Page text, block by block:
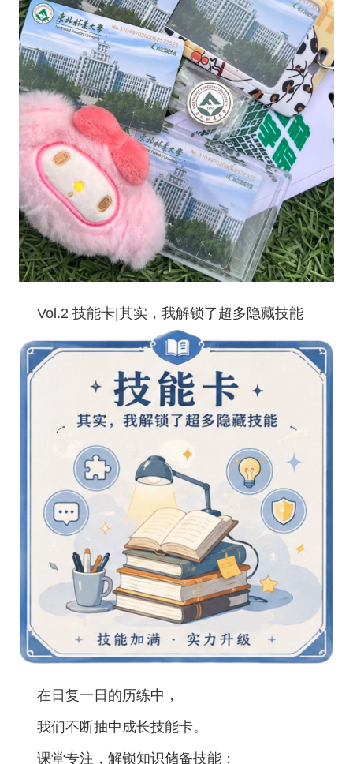
Vol.2技能卡|其实，我解锁了超多隐藏技能
在日复一日的历练中，
我们不断抽中成长技能卡。
课堂专注，解锁知识储备技能；